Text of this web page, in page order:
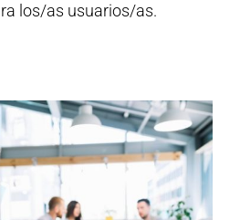
los/as usuarios/as.